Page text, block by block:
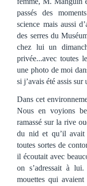
passés des
science mais aussi
des serres du
chez lui un
privée...avec toutes
une photo de moi
si j’avais été assis
Dans cet
Nous en voyions
ramassé sur la rive
du nid et qu’il avait
toutes sortes de
il écoutait avec
on s’adressait à
mouettes qui avaient